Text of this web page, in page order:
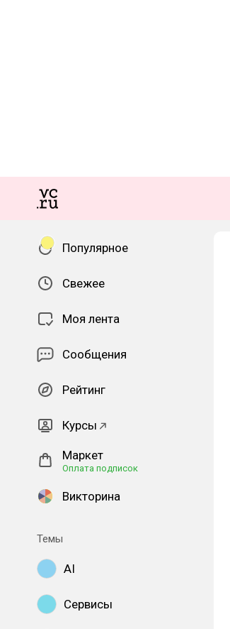
Популярное
Свежее
Моя лента
Сообщения
Рейтинг
Курсы
Маркет
Оплата подписок
Викторина
Темы
AI
Сервисы